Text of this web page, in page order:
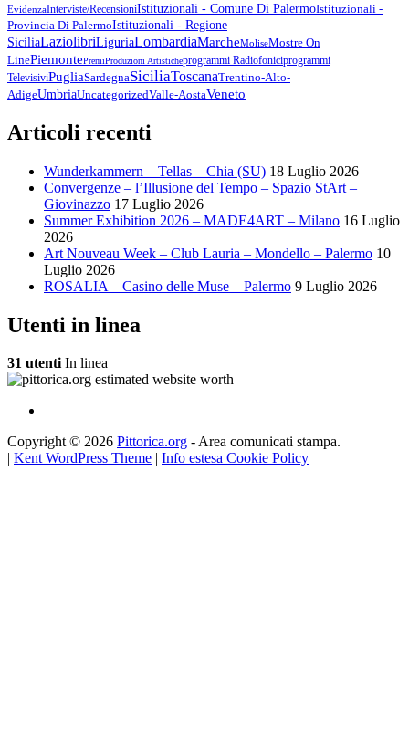
EvidenzaInterviste/RecensioniIstituzionali - Comune Di PalermoIstituzionali -
Provincia Di PalermoIstituzionali - Regione
SiciliaLazioLibriLiguriaLombardiaMarcheMoliseMostre On
LinePiemontePremiProduzioni ArtisticheProgrammi RadiofoniciProgrammi
TelevisiviPugliaSardegnaSiciliaToscanaTrentino-Alto-
AdigeUmbriaUncategorizedValle-AostaVeneto
Articoli recenti
Wunderkammern – Tellas – Chia (SU) 18 Luglio 2026
Convergenze – l’Illusione del Tempo – Spazio StArt –
Giovinazzo 17 Luglio 2026
Summer Exhibition 2026 – MADE4ART – Milano 16 Luglio
2026
Art Nouveau Week – Club Lauria – Mondello – Palermo 10
Luglio 2026
ROSALIA – Casino delle Muse – Palermo 9 Luglio 2026
Utenti in linea
31 utentiIn linea
Copyright © 2026 Pittorica.org - Area comunicati stampa.
Kent WordPress Theme Info estesa Cookie Policy